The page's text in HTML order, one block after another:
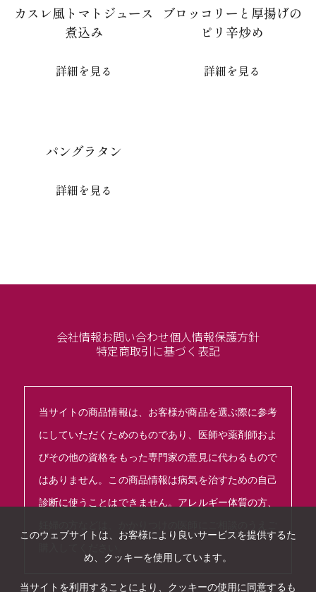
カスレ風トマトジュース
煮込み
詳細を見る
ブロッコリーと厚揚げの
ピリ辛炒め
詳細を見る
パングラタン
詳細を見る
会社情報お問い合わせ個人情報保護方針
特定商取引に基づく表記
当サイトの商品情報は、お客様が商品を選ぶ際に参考
にしていただくためのものであり、医師や薬剤師およ
びその他の資格をもった専門家の意見に代わるもので
はありません。この商品情報は病気を治すための自己
診断に使うことはできません。アレルギー体質の方、
このウェブサイトは、お客様により良いサービスを提供するた
め、クッキーを使用しています。
当サイトを利用することにより、クッキーの使用に同意するも